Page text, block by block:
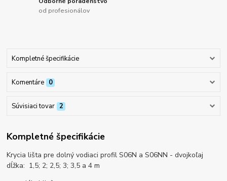
od profesionálov
Kompletné špecifikácie
Komentáre 0
Súvisiaci tovar 2
Kompletné špecifikácie
Krycia lišta pre dolný vodiaci profil S06N a S06NN - dvojkoľaj
dĺžka: 1,5; 2; 2,5; 3; 3,5 a 4 m